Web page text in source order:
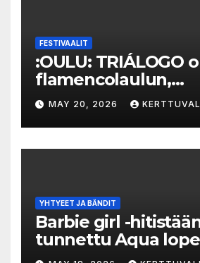
FESTIVAALIT
:OULU: TRIÁLOGO
flamencolaulun,
elektronisen
hylätyn tilan välinen
MAY 20, 2026
YHTYEET JA BÄNDIT
Barbie girl -
tunnettu Aqua